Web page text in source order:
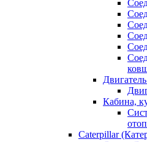
Кабина,
Caterpillar